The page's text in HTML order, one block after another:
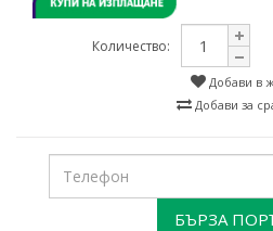
Количество:
Добави в
Добави за
БЪРЗА